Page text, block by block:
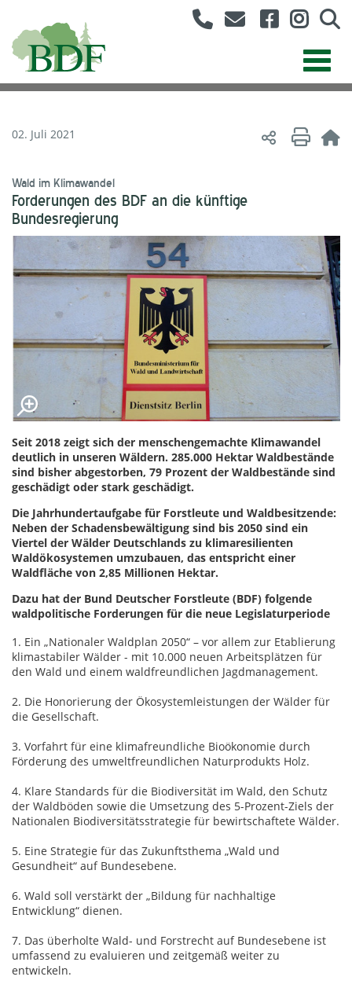
02. Juli 2021
Wald im Klimawandel
Forderungen des BDF an die künftige
Bundesregierung
Seit 2018 zeigt sich der menschengemachte Klimawandel
deutlich in unseren Wäldern. 285.000 Hektar Waldbestände
sind bisher abgestorben, 79 Prozent der Waldbestände sind
geschädigt oder stark geschädigt.
Die Jahrhundertaufgabe für Forstleute und Waldbesitzende:
Neben der Schadensbewältigung sind bis 2050 sind ein
Viertel der Wälder Deutschlands zu klimaresilienten
Waldökosystemen umzubauen, das entspricht einer
Waldfläche von 2,85 Millionen Hektar.
Dazu hat der Bund Deutscher Forstleute (BDF) folgende
waldpolitische Forderungen für die neue Legislaturperiode
1. Ein „Nationaler Waldplan 2050“ – vor allem zur Etablierung
klimastabiler Wälder - mit 10.000 neuen Arbeitsplätzen für
den Wald und einem waldfreundlichen Jagdmanagement.
2. Die Honorierung der Ökosystemleistungen der Wälder für
die Gesellschaft.
3. Vorfahrt für eine klimafreundliche Bioökonomie durch
Förderung des umweltfreundlichen Naturprodukts Holz.
4. Klare Standards für die Biodiversität im Wald, den Schutz
der Waldböden sowie die Umsetzung des 5-Prozent-Ziels der
Nationalen Biodiversitätsstrategie für bewirtschaftete Wälder.
5. Eine Strategie für das Zukunftsthema „Wald und
Gesundheit“ auf Bundesebene.
6. Wald soll verstärkt der „Bildung für nachhaltige
Entwicklung“ dienen.
7. Das überholte Wald- und Forstrecht auf Bundesebene ist
umfassend zu evaluieren und zeitgemäß weiter zu
entwickeln.